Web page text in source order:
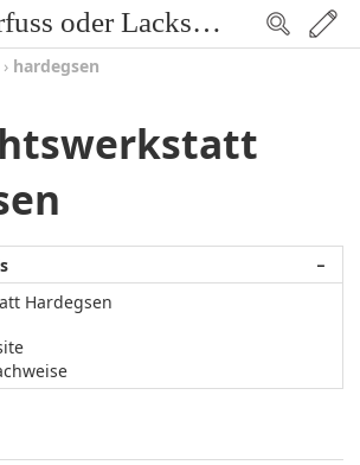
Barfuss oder Lackschuh
› hardegsen
−
Hardegsen